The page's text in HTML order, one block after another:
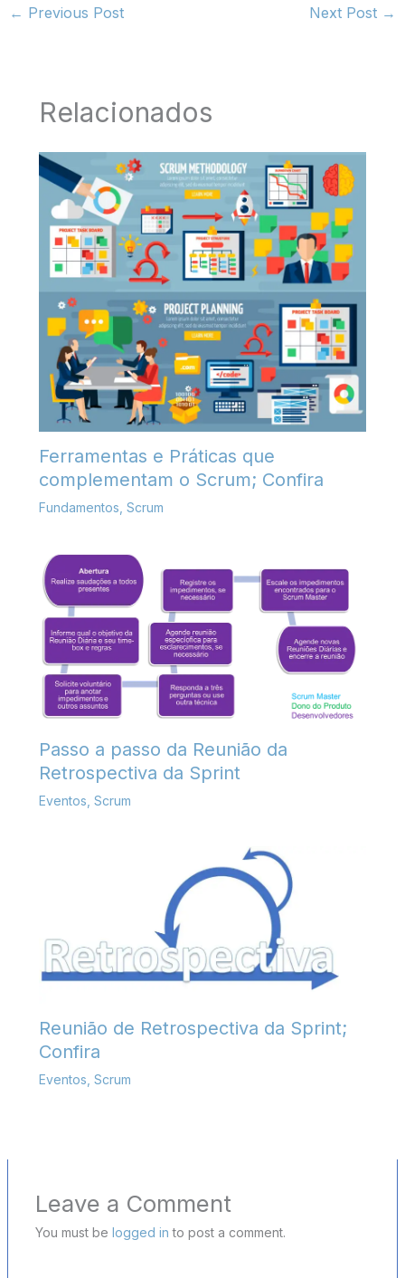
← Previous Post Next Post →
Relacionados
Ferramentas e Práticas que
complementam o Scrum; Confira
Fundamentos Scrum
Passo a passo da Reunião da
Retrospectiva da Sprint
Eventos Scrum
Reunião de Retrospectiva da Sprint;
Confira
Eventos Scrum
Leave a Comment
You must be logged in to post a comment.